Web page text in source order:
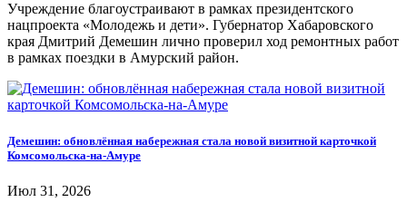
Учреждение благоустраивают в рамках президентского
нацпроекта «Молодежь и дети». Губернатор Хабаровского
края Дмитрий Демешин лично проверил ход ремонтных работ
в рамках поездки в Амурский район.
Демешин: обновлённая набережная стала новой визитной карточкой
Комсомольска-на-Амуре
Июл 31, 2026